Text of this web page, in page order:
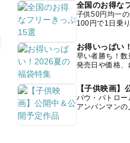
全国のお得な
子供50円均一
100円で1日乗
お得いっぱい
早い者勝ち！
発売日や価格
【子供映画】
パウ・パトロー
アンパンマンの